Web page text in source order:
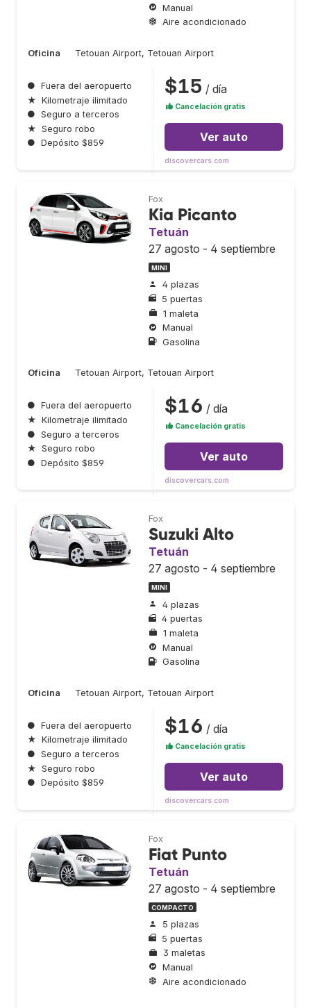
Manual
Aire acondicionado
Oficina Tetouan Airport, Tetouan Airport
● Fuera del aeropuerto
★ Kilometraje ilimitado
● Seguro a terceros
★ Seguro robo
● Depósito $859
$15 / día
Cancelación gratis
Ver auto
discovercars.com
Fox
Kia Picanto
Tetuán
27 agosto - 4 septiembre
MINI
4 plazas
5 puertas
1 maleta
Manual
Gasolina
Oficina Tetouan Airport, Tetouan Airport
● Fuera del aeropuerto
★ Kilometraje ilimitado
● Seguro a terceros
★ Seguro robo
● Depósito $859
$16 / día
Cancelación gratis
Ver auto
discovercars.com
Fox
Suzuki Alto
Tetuán
27 agosto - 4 septiembre
MINI
4 plazas
4 puertas
1 maleta
Manual
Gasolina
Oficina Tetouan Airport, Tetouan Airport
● Fuera del aeropuerto
★ Kilometraje ilimitado
● Seguro a terceros
★ Seguro robo
● Depósito $859
$16 / día
Cancelación gratis
Ver auto
discovercars.com
Fox
Fiat Punto
Tetuán
27 agosto - 4 septiembre
COMPACTO
5 plazas
5 puertas
3 maletas
Manual
Aire acondicionado